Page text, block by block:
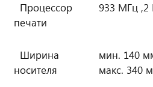
Процессор
печати
933 МГц ,2
Ширина
носителя
мин. 140
макс. 340